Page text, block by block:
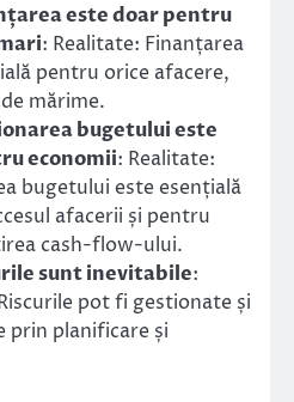
este doar pentru
: Realitate: Finanțarea
pentru orice afacere,
mărime.
bugetului este
economii: Realitate:
bugetului este esențială
afacerii și pentru
cash-flow-ului.
sunt inevitabile:
pot fi gestionate și
prin planificare și